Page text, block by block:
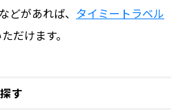
どがあれば、 タイミートラベル
だけます。
す